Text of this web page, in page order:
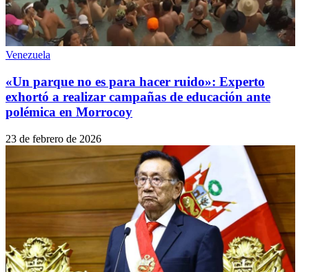
Venezuela
«Un parque no es para hacer ruido»: Experto
exhortó a realizar campañas de educación ante
polémica en Morrocoy
23 de febrero de 2026